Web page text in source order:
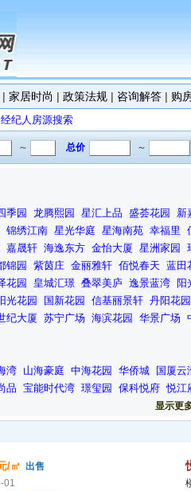
| 家居时尚 | 政策法规 | 咨询解答 | 购
经纪人房源搜索
～ 总价 ～
季园 龙腾熙园 星汇上品 盛荟花园 新
锦绣江南 星光华庭 星海南苑 幸福里
嘉晟轩 海逸东方 金怡大厦 星洲家园
锦园 紫茵庄 金丽雅轩 佰悦春天 蓝田
花园 皇城汇璟 叠翠美庐 逸景蓝湾 阳
光花园 国新花园 信基丽景轩 丹阳花园
纪大厦 苏宁广场 海滨花园 华景广场
湾 山海豪庭 中海花园 华侨城 国厦云
品 宝能时代湾 璟玺园 保科悦府 悦江
显示更
/㎡ 出售
01